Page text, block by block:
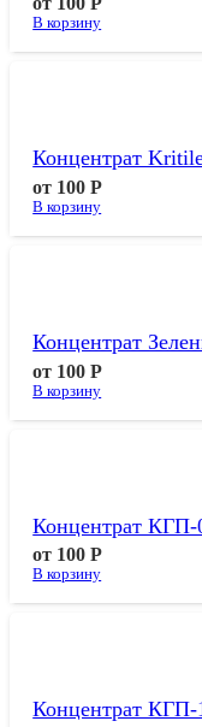
В корзину
Концентрат
от 100Р
В корзину
Концентрат
от 100Р
В корзину
Концентрат КГП-
от 100Р
В корзину
Концентрат КГП-